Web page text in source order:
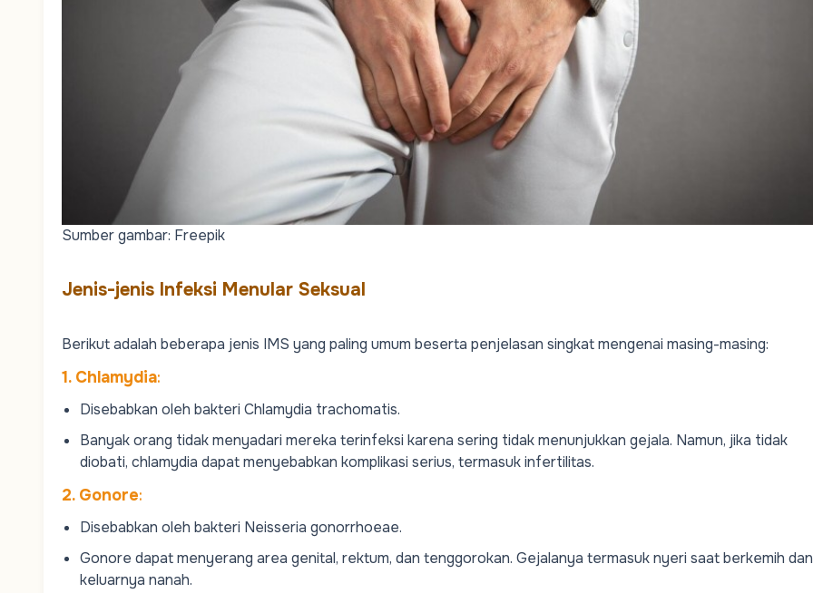
Sumber gambar: Freepik
Jenis-jenis Infeksi Menular Seksual
Berikut adalah beberapa jenis IMS yang paling umum beserta penjelasan singkat mengenai masing-masing:
1. Chlamydia:
Disebabkan oleh bakteri Chlamydia trachomatis.
Banyak orang tidak menyadari mereka terinfeksi karena sering tidak menunjukkan gejala. Namun, jika tidak
diobati, chlamydia dapat menyebabkan komplikasi serius, termasuk infertilitas.
2. Gonore:
Disebabkan oleh bakteri Neisseria gonorrhoeae.
Gonore dapat menyerang area genital, rektum, dan tenggorokan. Gejalanya termasuk nyeri saat berkemih dan
keluarnya nanah.